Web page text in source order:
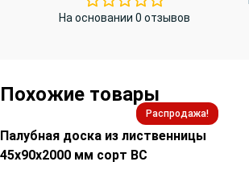
На основании 0 отзывов
Похожие товары
Распродажа!
Палубная доска из лиственницы
45х90х2000 мм сорт ВС